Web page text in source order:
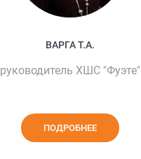
ВАРГА Т.А.
руководитель ХШС "Фуэте"
ПОДРОБНЕЕ